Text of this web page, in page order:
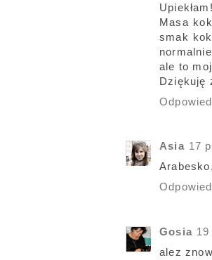
Masa
smak
ale to
Dziękuję
Asia 17
Gosia
alez